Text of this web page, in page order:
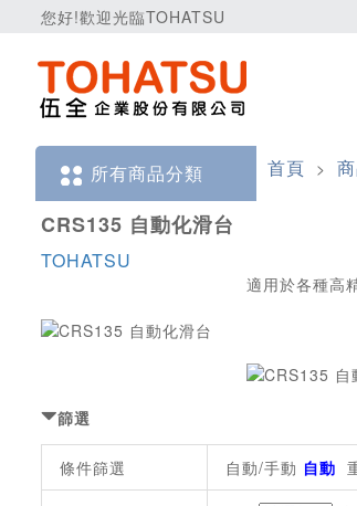
您好!歡迎光臨TOHATSU
所有商品分類 首頁 >
CRS135 自動化滑台
TOHATSU
適用於各種高
篩選
條件篩選 自動/手動 自動